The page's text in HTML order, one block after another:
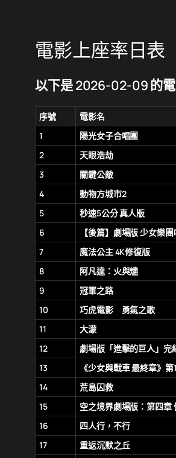
電影上座率日表
以下是 2026-02-09 的
序號 電影名
1
陽光女子合唱團
2
天眼浩劫
3
關鍵公敵
4
動物方城市2
5
秒速5公分 真人版
6
【後篇】劇場版 少女樂
7
魔法公主 4K修復版
8
阿凡達：火與燼
9
冠軍之路
10
巧虎電影 勇氣之歌
11
大濛
12
劇場版「進擊的巨人」完
13
《少女與戰車 最終章》第
14
荒島囚救
15
空之境界劇場版：第四章
16
四人行，不行
17
重返沉默之丘